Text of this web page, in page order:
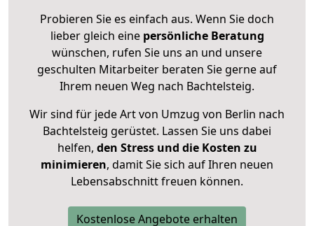
Probieren Sie es einfach aus. Wenn Sie doch
lieber gleich eine persönliche Beratung
wünschen, rufen Sie uns an und unsere
geschulten Mitarbeiter beraten Sie gerne auf
Ihrem neuen Weg nach Bachtelsteig.
Wir sind für jede Art von Umzug von Berlin nach
Bachtelsteig gerüstet. Lassen Sie uns dabei
helfen, den Stress und die Kosten zu
minimieren, damit Sie sich auf Ihren neuen
Lebensabschnitt freuen können.
Kostenlose Angebote erhalten